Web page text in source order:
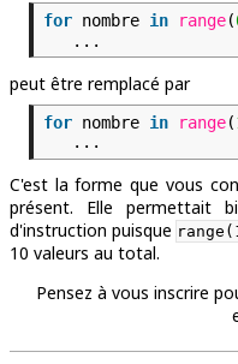
for nombre in range(
...
peut être remplacé par
for nombre in range(
...
C'est la forme que vous
présent. Elle permettait
d'instruction puisque
10 valeurs au total.
Pensez à vous inscrire